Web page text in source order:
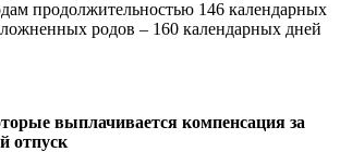
продолжительностью 146 календарных
родов – 160 календарных дней
выплачивается компенсация за
отпуск